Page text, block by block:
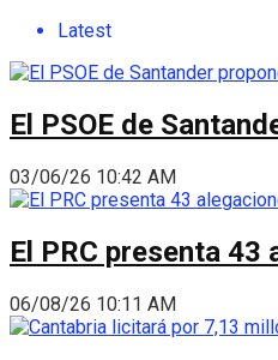
Latest
El PSOE de
03/06/26 10:42 AM
El PRC presenta
06/08/26 10:11 AM